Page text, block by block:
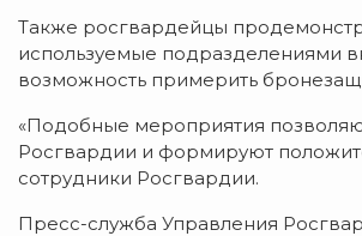
Также росгвардейцы
используемые подразделениями
возможность примерить
«Подобные мероприятия
Росгвардии и формируют
сотрудники Росгвардии.
Пресс-служба Управления